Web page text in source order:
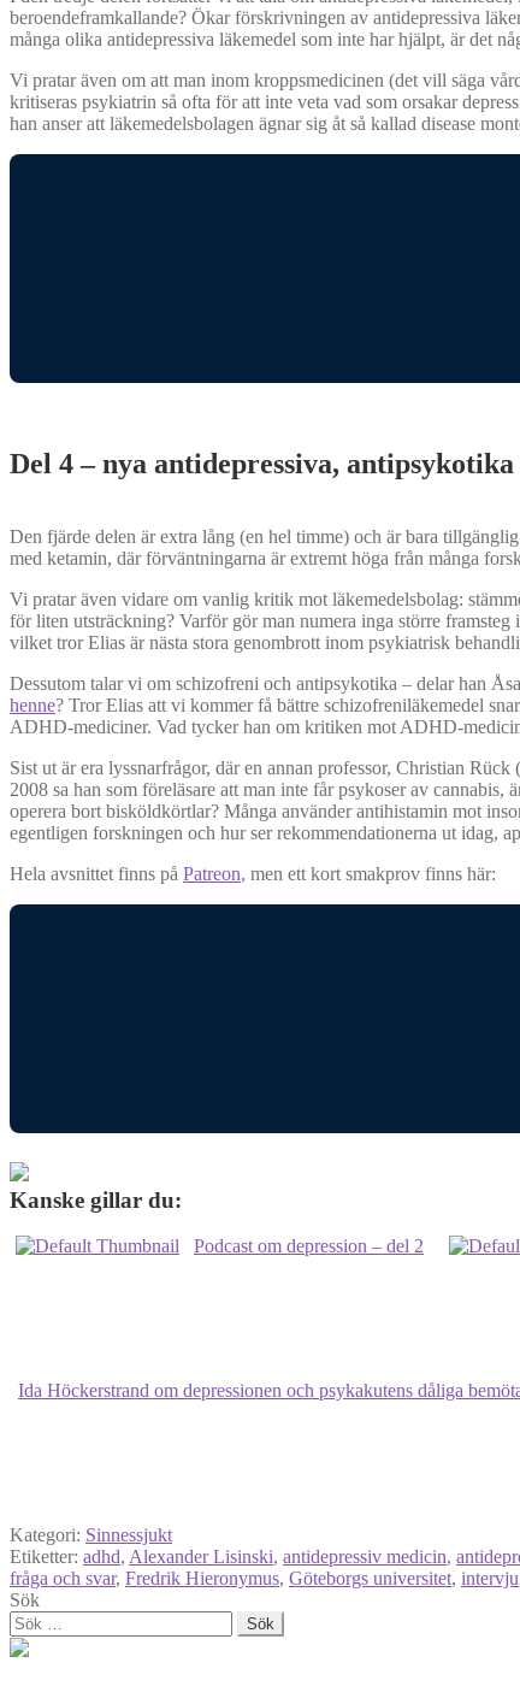
beroendeframkallande? Ökar förskrivningen av antidepressiva
många olika antidepressiva läkemedel som inte har hjälpt, är det
Vi pratar även om att man inom kroppsmedicinen (det vill säga
kritiseras psykiatrin så ofta för att inte veta vad som orsakar
han anser att läkemedelsbolagen ägnar sig åt så kallad disease
Del 4 – nya antidepressiva,
Den fjärde delen är extra lång (en hel timme) och är bara
med ketamin, där förväntningarna är extremt höga från många
Vi pratar även vidare om vanlig kritik mot läkemedelsbolag:
för liten utsträckning? Varför gör man numera inga större
vilket tror Elias är nästa stora genombrott inom psykiatrisk
Dessutom talar vi om schizofreni och antipsykotika – delar han
henne? Tror Elias att vi kommer få bättre schizofreniläkemedel
ADHD-mediciner. Vad tycker han om kritiken mot ADHD-
Sist ut är era lyssnarfrågor, där en annan professor, Christian
2008 sa han som föreläsare att man inte får psykoser av
operera bort bisköldkörtlar? Många använder antihistamin mot
egentligen forskningen och hur ser rekommendationerna ut idag,
Hela avsnittet finns på Patreon, men ett kort smakprov finns här:
Kanske gillar du:
Podcast om depression – del 2
Ida Höckerstrand om depressionen och psykakutens dåliga
Kategori: Sinnessjukt
Etiketter: adhd, Alexander Lisinski, antidepressiv medicin,
fråga och svar, Fredrik Hieronymus, Göteborgs universitet, intervju
Sök
Sök
efter: